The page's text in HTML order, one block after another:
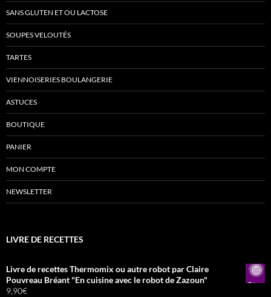
SANS GLUTEN ET OU LACTOSE
SOUPES VELOUTÉS
TARTES
VIENNOISERIES BOULANGERIE
ASTUCES
BOUTIQUE
PANIER
MON COMPTE
NEWSLETTER
LIVRE DE RECETTES
Livre de recettes Thermomix ou autre robot par Claire
Pouvreau Bréant "En cuisine avec le robot de Zazoun"
9,90€